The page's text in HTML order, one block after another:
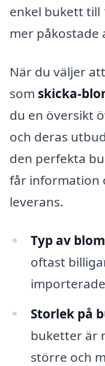
enkel bukett till
mer påkostade
När du väljer
som skicka-
du en översikt
och deras
den perfekta
får information
leverans.
Typ av
oftast
Storlek på
buketter är
större och